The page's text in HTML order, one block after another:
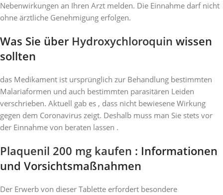
Nebenwirkungen an Ihren Arzt melden. Die Einnahme darf nicht
ohne ärztliche Genehmigung erfolgen.
Was Sie über Hydroxychloroquin wissen
sollten
das Medikament ist ursprünglich zur Behandlung bestimmten
Malariaformen und auch bestimmten parasitären Leiden
verschrieben. Aktuell gab es , dass nicht bewiesene Wirkung
gegen dem Coronavirus zeigt. Deshalb muss man Sie stets vor
der Einnahme von beraten lassen .
Plaquenil 200 mg kaufen : Informationen
und Vorsichtsmaßnahmen
Der Erwerb von dieser Tablette erfordert besondere